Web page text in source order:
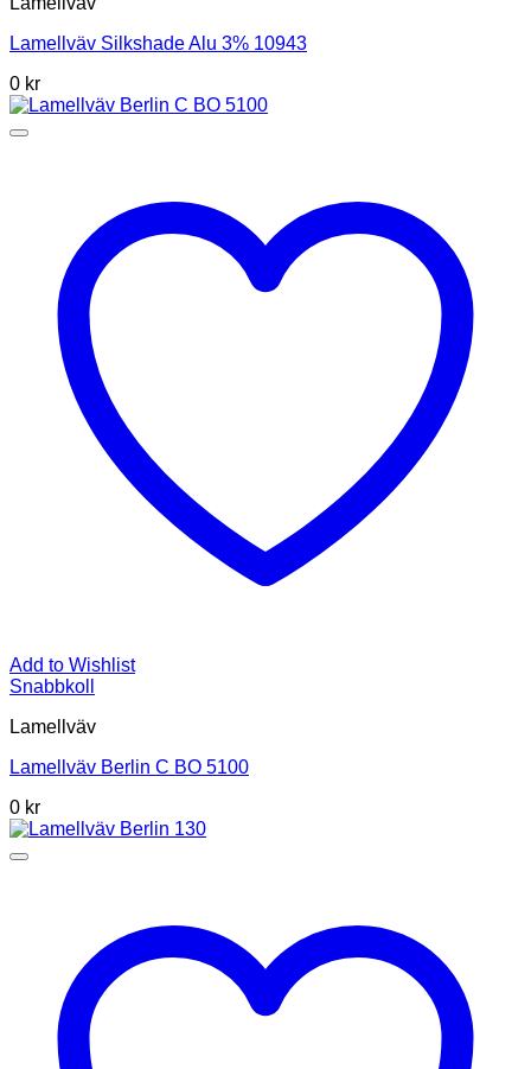
Lamellväv Silkshade Alu 3% 10943
0 kr
Add to Wishlist
Snabbkoll
Lamellväv
Lamellväv Berlin C BO 5100
0 kr